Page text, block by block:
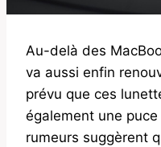
Au-delà des
va aussi enfin
prévu que ces
également une
rumeurs suggèrent